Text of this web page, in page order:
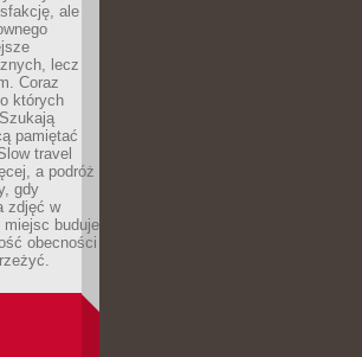
ale
lecz
Coraz
których
pamiętać
travel
a podróż
gdy
zdjęć w
miejsc buduje
obecności